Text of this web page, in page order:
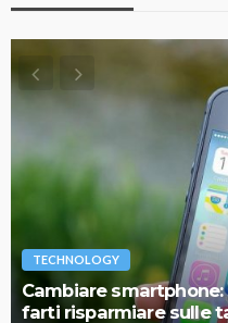
TECHNOLOGY
Cambiare
farti risparmiare sulle